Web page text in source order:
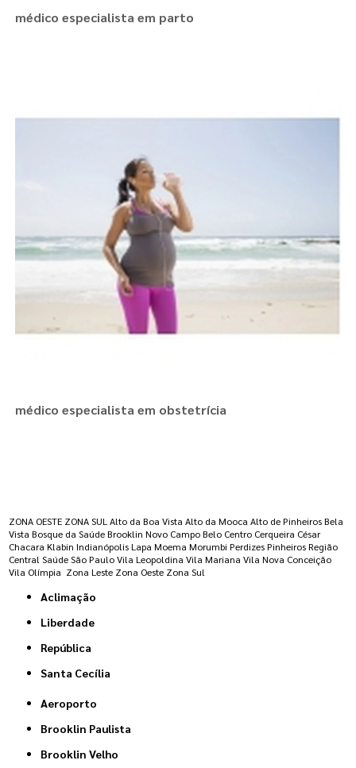
médico especialista em parto
médico especialista em obstetrícia
ZONA OESTE ZONA SUL Alto da Boa Vista Alto da Mooca Alto de Pinheiros Bela
Vista Bosque da Saúde Brooklin Novo Campo Belo Centro Cerqueira César
Chacara Klabin Indianópolis Lapa Moema Morumbi Perdizes Pinheiros Região
Central Saúde São Paulo Vila Leopoldina Vila Mariana Vila Nova Conceição
Vila Olímpia Zona Leste Zona Oeste Zona Sul
Aclimação
Liberdade
República
Santa Cecília
Aeroporto
Brooklin Paulista
Brooklin Velho